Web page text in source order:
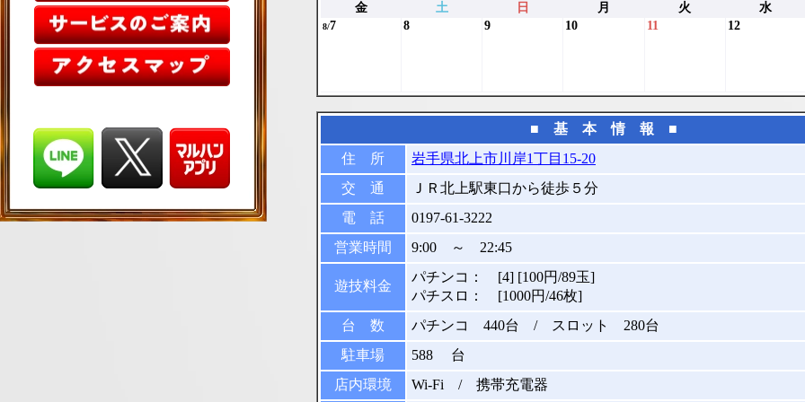
金 土 日 月 火 水
8/7 8 9 10 11 12
■ 基 本 情 報 ■
住 所
岩手県北上市川岸1丁目15-20
交 通
ＪＲ北上駅東口から徒歩５分
電 話
0197-61-3222
営業時間
9:00 ～ 22:45
遊技料金
パチンコ： [4] [100円/89玉]
パチスロ： [1000円/46枚]
台 数
パチンコ 440台 / スロット 280台
駐車場
588 台
店内環境
Wi-Fi / 携帯充電器